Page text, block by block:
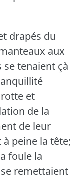
drapés du
aux
se tenaient çà
et
de la
de leur
peine la tête;
foule la
remettaient